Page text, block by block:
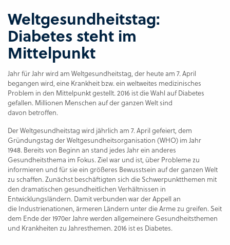
Weltgesundheitstag:
Diabetes steht im
Mittelpunkt
Jahr für Jahr wird am Weltgesundheitstag, der heute am 7. April
begangen wird, eine Krankheit bzw. ein weltweites medizinisches
Problem in den Mittelpunkt gestellt. 2016 ist die Wahl auf Diabetes
gefallen. Millionen Menschen auf der ganzen Welt sind
davon betroffen.
Der Weltgesundheitstag wird jährlich am 7. April gefeiert, dem
Gründungstag der Weltgesundheitsorganisation (WHO) im Jahr
1948. Bereits von Beginn an stand jedes Jahr ein anderes
Gesundheitsthema im Fokus. Ziel war und ist, über Probleme zu
informieren und für sie ein größeres Bewusstsein auf der ganzen Welt
zu schaffen. Zunächst beschäftigten sich die Schwerpunktthemen mit
den dramatischen gesundheitlichen Verhältnissen in
Entwicklungsländern. Damit verbunden war der Appell an
die Industrienationen, ärmeren Ländern unter die Arme zu greifen. Seit
dem Ende der 1970er Jahre werden allgemeinere Gesundheitsthemen
und Krankheiten zu Jahresthemen. 2016 ist es Diabetes.